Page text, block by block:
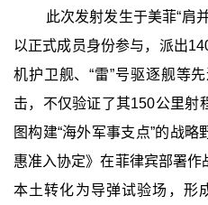
此次发射发生于美菲“肩
以正式成员身份参与，派出
机护卫舰、“雷”号驱逐舰等
击，不仅验证了其150公里射
图构建“海外军事支点”的战
惠准入协定》在菲律宾部署
本土转化为导弹试验场，形